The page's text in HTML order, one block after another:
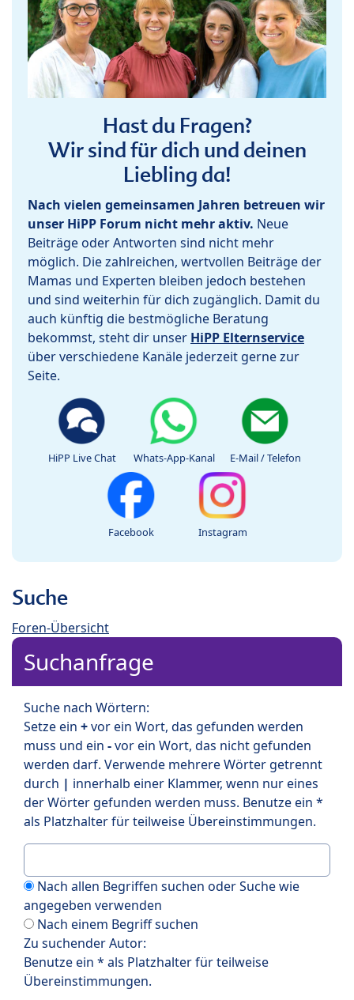
Hast du Fragen?
Wir sind für dich und deinen
Liebling da!
Nach vielen gemeinsamen Jahren betreuen wir
unser HiPP Forum nicht mehr aktiv. Neue
Beiträge oder Antworten sind nicht mehr
möglich. Die zahlreichen, wertvollen Beiträge der
Mamas und Experten bleiben jedoch bestehen
und sind weiterhin für dich zugänglich. Damit du
auch künftig die bestmögliche Beratung
bekommst, steht dir unser HiPP Elternservice
über verschiedene Kanäle jederzeit gerne zur
Seite.
HiPP Live Chat Whats-App-Kanal E-Mail / Telefon
Facebook Instagram
Suche
Foren-Übersicht
Suchanfrage
Suche nach Wörtern:
Setze ein +vor ein Wort, das gefunden werden
muss und ein -vor ein Wort, das nicht gefunden
werden darf. Verwende mehrere Wörter getrennt
durch | innerhalb einer Klammer, wenn nur eines
der Wörter gefunden werden muss. Benutze ein *
als Platzhalter für teilweise Übereinstimmungen.
Nach allen Begriffen suchen oder Suche wie
angegeben verwenden
Nach einem Begriff suchen
Zu suchender Autor:
Benutze ein * als Platzhalter für teilweise
Übereinstimmungen.